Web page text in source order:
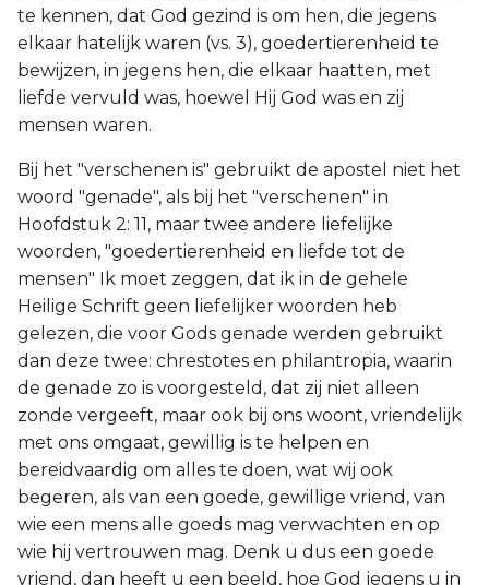
te kennen, dat God gezind is om hen, die jegens
elkaar hatelijk waren (vs. 3), goedertierenheid te
bewijzen, in jegens hen, die elkaar haatten, met
liefde vervuld was, hoewel Hij God was en zij
mensen waren.
Bij het "verschenen is" gebruikt de apostel niet het
woord "genade", als bij het "verschenen" in
Hoofdstuk 2: 11, maar twee andere liefelijke
woorden, "goedertierenheid en liefde tot de
mensen" Ik moet zeggen, dat ik in de gehele
Heilige Schrift geen liefelijker woorden heb
gelezen, die voor Gods genade werden gebruikt
dan deze twee: chrestotes en philantropia, waarin
de genade zo is voorgesteld, dat zij niet alleen
zonde vergeeft, maar ook bij ons woont, vriendelijk
met ons omgaat, gewillig is te helpen en
bereidvaardig om alles te doen, wat wij ook
begeren, als van een goede, gewillige vriend, van
wie een mens alle goeds mag verwachten en op
wie hij vertrouwen mag. Denk u dus een goede
vriend, dan heeft u een beeld, hoe God jegens u in